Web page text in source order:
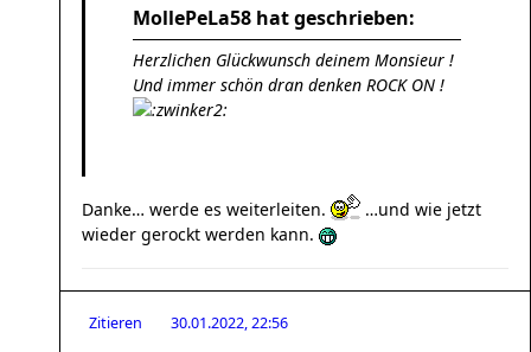
MollePeLa58 hat geschrieben:
Herzlichen Glückwunsch deinem Monsieur !
Und immer schön dran denken ROCK ON !
Danke… werde es weiterleiten.
…und wie jetzt
wieder gerockt werden kann.
Zitieren 30.01.2022, 22:56